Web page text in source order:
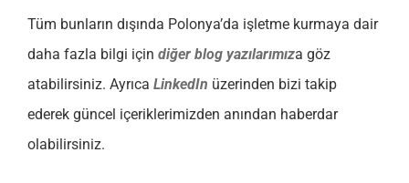
Tüm bunların dışında Polonya’da işletme kurmaya dair
daha fazla bilgi için diğer blog yazılarımıza göz
atabilirsiniz. Ayrıca LinkedIn üzerinden bizi takip
ederek güncel içeriklerimizden anından haberdar
olabilirsiniz.